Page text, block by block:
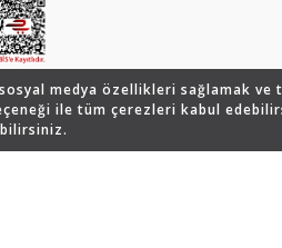
medya özellikleri sağlamak ve
ile tüm çerezleri kabul
Copyright © 2026